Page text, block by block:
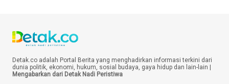
Detak.co adalah Portal Berita yang menghadirkan informasi terkini dari
dunia politik, ekonomi, hukum, sosial budaya, gaya hidup dan lain-lain |
Mengabarkan dari Detak Nadi Peristiwa